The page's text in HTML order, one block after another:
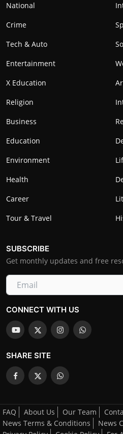
National
Crime
Tech & Auto
Entertainment
X Education
Religion
Business
Education
Environment
Health
Career
Tour & Travel
SUBSCRIBE
Get monthly updates and free
CONNECT WITH US
SHARE SITE
FAQ About Us Our Team
News Terms & Conditions
News